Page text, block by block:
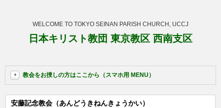
WELCOME TO TOKYO SEINAN PARISH CHURCH, UCCJ
日本キリスト教団 東京教区 西南支区
教会をお捜しの方はここから（スマホ用 MENU）
安藤記念教会（あんどうきねんきょうかい）